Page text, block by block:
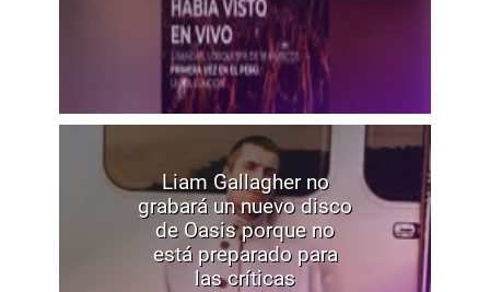
Liam Gallagher no
grabará un nuevo disco
de Oasis porque no
está preparado para
las críticas